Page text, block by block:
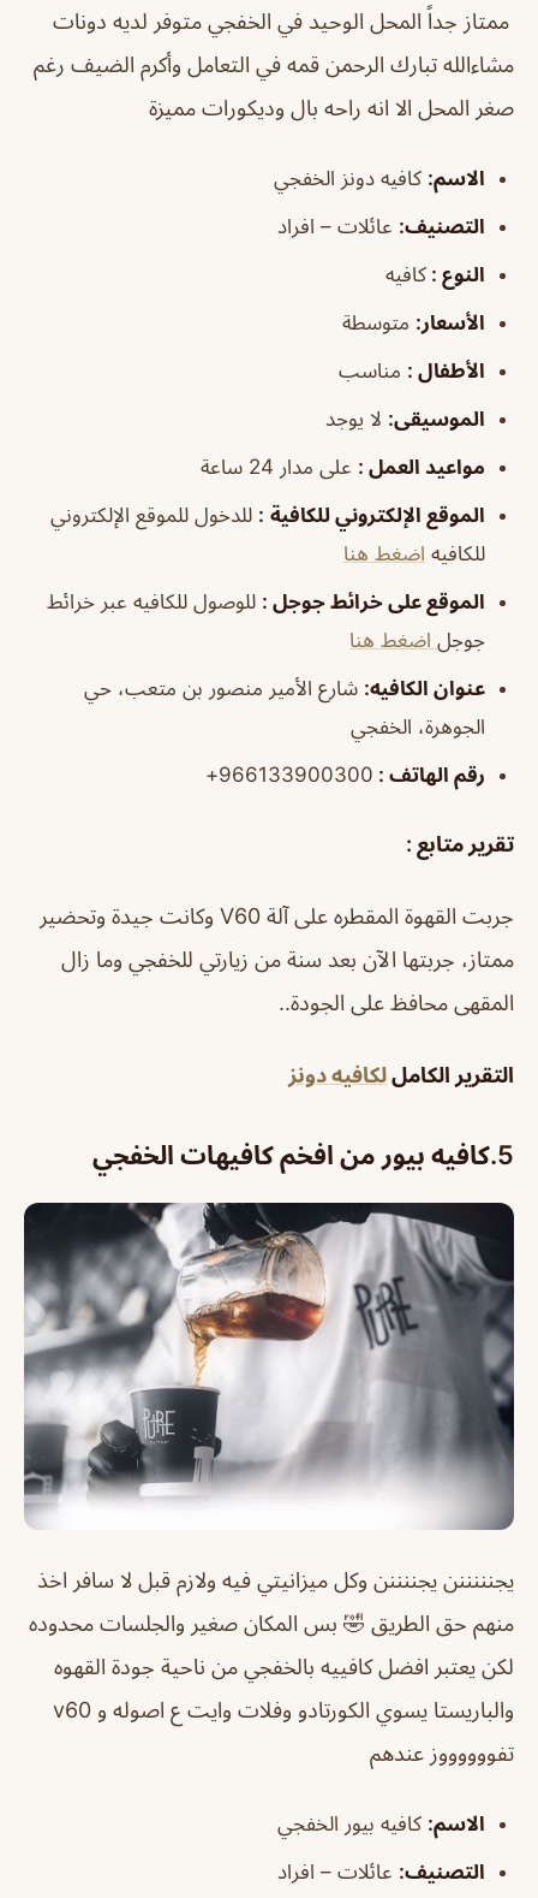
ممتاز جداً المحل الوحيد في الخفجي متوفر لديه دونات
مشاءالله تبارك الرحمن قمه في التعامل وأكرم الضيف رغم
صغر المحل الا انه راحه بال وديكورات مميزة
الاسم: كافيه دونز الخفجي
التصنيف: عائلات – افراد
النوع : كافيه
الأسعار: متوسطة
الأطفال : مناسب
الموسيقى: لا يوجد
مواعيد العمل : على مدار 24 ساعة
الموقع الإلكتروني للكافية : للدخول للموقع الإلكتروني
للكافيه اضغط هنا
الموقع على خرائط جوجل : للوصول للكافيه عبر خرائط
جوجل اضغط هنا
عنوان الكافيه: شارع الأمير منصور بن متعب، حي
الجوهرة، الخفجي
رقم الهاتف : 966133900300+
تقرير متابع :
جربت القهوة المقطره على آلة V60 وكانت جيدة وتحضير
ممتاز، جربتها الآن بعد سنة من زيارتي للخفجي وما زال
المقهى محافظ على الجودة..
التقرير الكامللكافيه دونز
5. كافيه بيور من افخم كافيهات الخفجي
يجنننننن يجننننن وكل ميزانيتي فيه ولازم قبل لا سافر اخذ
منهم حق الطريق 🤣 بس المكان صغير والجلسات محدوده
لكن يعتبر افضل كافييه بالخفجي من ناحية جودة القهوه
والباريستا يسوي الكورتادو وفلات وايت ع اصوله و v60
تفووووووز عندهم
الاسم: كافيه بيور الخفجي
التصنيف: عائلات – افراد